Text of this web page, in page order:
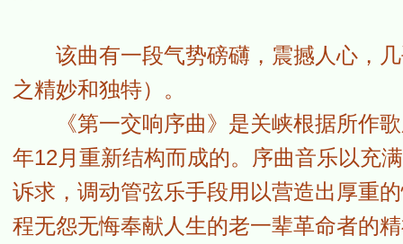
该曲有一段气势磅礴，震撼人心，几
之精妙和独特）。
《第一交响序曲》是关峡根据所作歌
年12月重新结构而成的。序曲音乐以充
诉求，调动管弦乐手段用以营造出厚重
程无怨无悔奉献人生的老一辈革命者的